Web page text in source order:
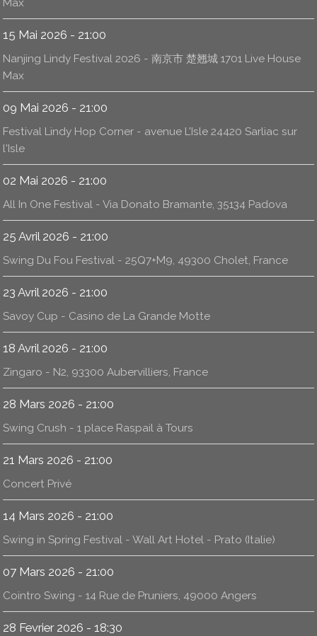
Max
15 Mai 2026 - 21:00
Nanjing Lindy Festival 2026 - 南京市 楚翘城 1701 Live House
Max
09 Mai 2026 - 21:00
Festival Lindy Hop Corner - avenue L'Isle 24420 Sarliac sur
l'Isle
02 Mai 2026 - 21:00
All In One Festival - Via Donato Bramante, 35134 Padova
25 Avril 2026 - 21:00
Swing Du Fou Festival - 25Q7+M9, 49300 Cholet, France
23 Avril 2026 - 21:00
Savoy Cup - Casino de La Grande Motte
18 Avril 2026 - 21:00
Zingaro - N2, 93300 Aubervilliers, France
28 Mars 2026 - 21:00
Swing Crush - 1 place Raspail à Tours
21 Mars 2026 - 21:00
Concert Privé
14 Mars 2026 - 21:00
Swing in Spring Festival - Wall Art Hotel - Prato (Italie)
07 Mars 2026 - 21:00
Cointro Swing - 14 Rue de Pruniers, 49000 Angers
28 Fevrier 2026 - 18:30